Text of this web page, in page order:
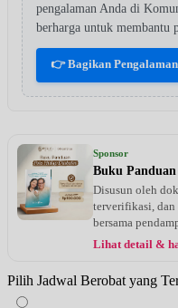
pengalaman Anda di
berharga untuk membantu
👉 Bagikan
Sponsor
Buku
Disusun oleh
terverifikasi, dan
bersama
Lihat detail &
Pilih Jadwal Berobat yang